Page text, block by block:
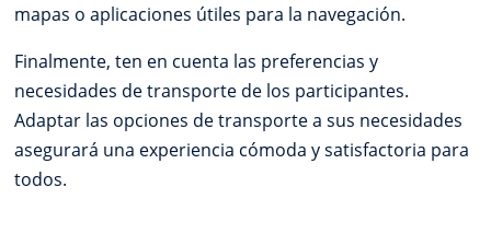
mapas o aplicaciones útiles para la navegación.
Finalmente, ten en cuenta las preferencias y
necesidades de transporte de los participantes.
Adaptar las opciones de transporte a sus necesidades
asegurará una experiencia cómoda y satisfactoria para
todos.